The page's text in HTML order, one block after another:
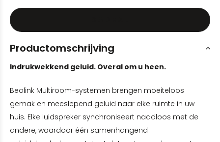
Productomschrijving
Indrukwekkend geluid. Overal om u heen.
Beolink Multiroom-systemen brengen moeiteloos
gemak en meeslepend geluid naar elke ruimte in uw
huis. Elke luidspreker synchroniseert naadloos met de
andere, waardoor één samenhangend